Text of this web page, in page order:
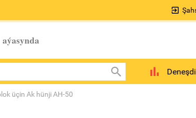
aýasynda
üçin Ak hünji AH-50